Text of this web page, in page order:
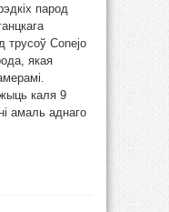
парод
трусоў Conejo
якая
каля 9
амаль аднаго